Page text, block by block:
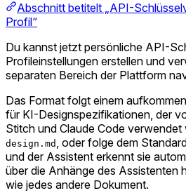
Abschnitt betitelt „API-
Profil“
Du kannst jetzt persönliche API-
Profileinstellungen erstellen und
separaten Bereich der Plattform
Das Format folgt einem
für KI-Designspezifikationen, der
Stitch und Claude Code
design.md , oder folge dem
und der Assistent erkennt sie
über die Anhänge des Assistenten
wie jedes andere Dokument.